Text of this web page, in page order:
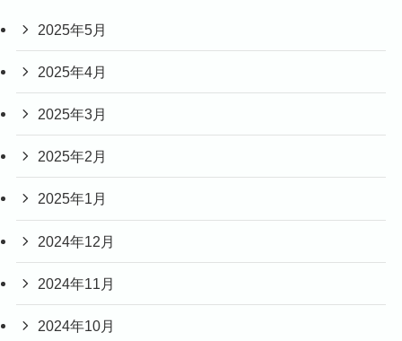
2025年5月
2025年4月
2025年3月
2025年2月
2025年1月
2024年12月
2024年11月
2024年10月